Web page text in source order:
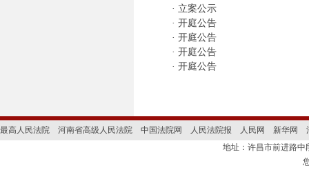
· 立案公示
· 开庭公告
· 开庭公告
· 开庭公告
· 开庭公告
最高人民法院 河南省高级人民法院 中国法院网 人民法院报 人民网 新华网
地址：许昌市前进路